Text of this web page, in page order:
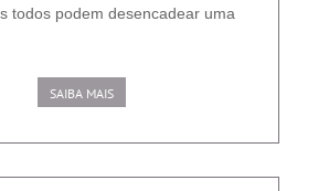
todos podem desencadear uma
SAIBA MAIS